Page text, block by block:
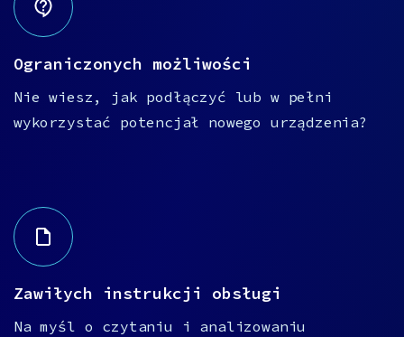
Ograniczonych możliwości
Nie wiesz, jak podłączyć lub w pełni
wykorzystać potencjał nowego urządzenia?
Zawiłych instrukcji obsługi
Na myśl o czytaniu i analizowaniu